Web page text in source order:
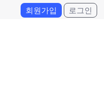
회원가입 로그인